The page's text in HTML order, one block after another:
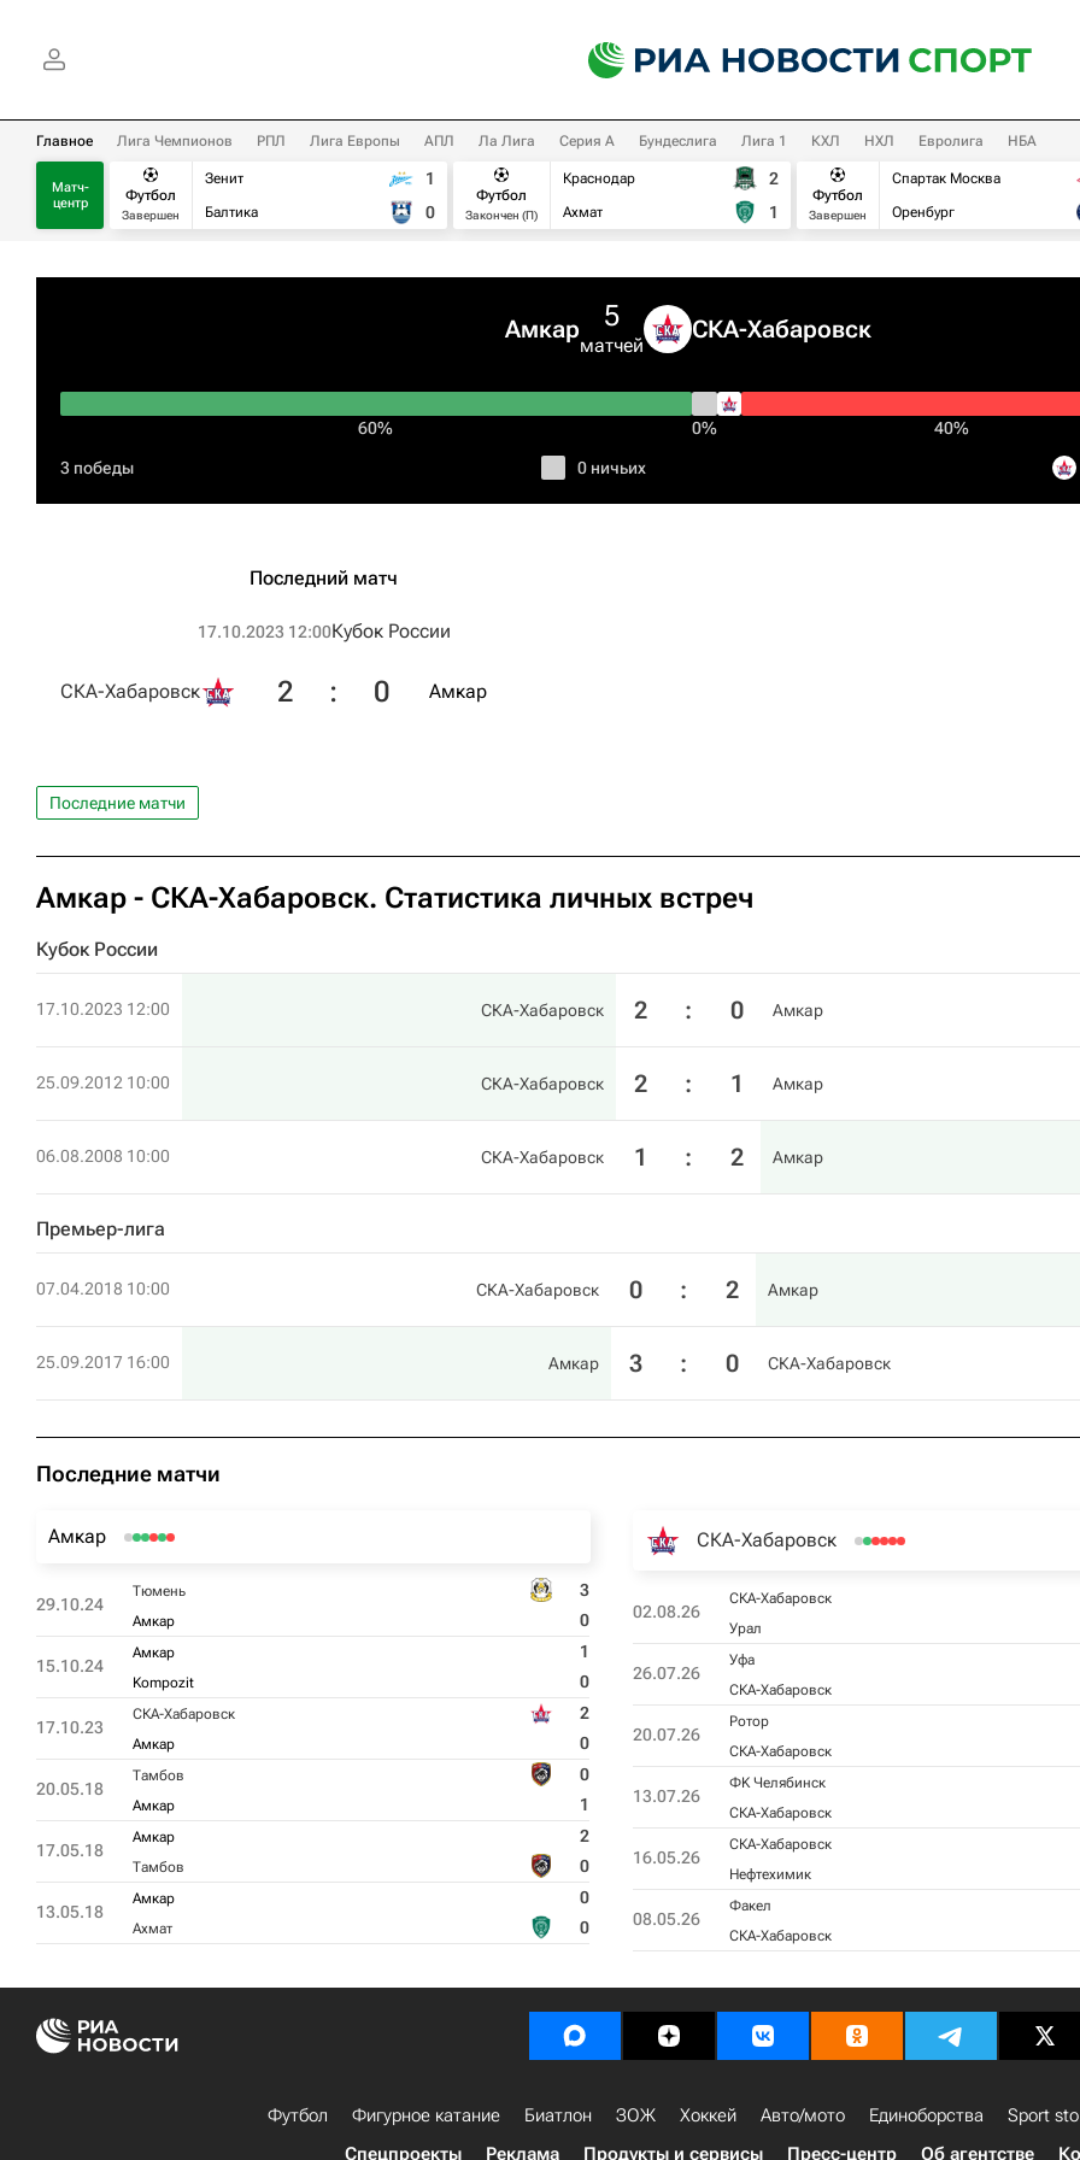
Главное Лига Чемпионов РПЛ Лига Европы АПЛ Ла Лига Серия А Бундеслига Лига 1 КХЛ НХЛ Евролига НБА
Матч-
центр
Футбол
Завершен
Зенит
Балтика
1
0
Футбол
Закончен (П)
Краснодар
Ахмат
2
1
Футбол
Завершен
Спартак Москва
Оренбург
Амкар 5
матчей
СКА-Хабаровск
60% 0% 40%
3 победы 0 ничьих
Последний матч
17.10.2023 12:00Кубок России
СКА-Хабаровск 2 : 0 Амкар
Последние матчи
Амкар - СКА-Хабаровск. Статистика личных встреч
Кубок России
17.10.2023 12:00 СКА-Хабаровск 2 : 0 Амкар
25.09.2012 10:00 СКА-Хабаровск 2 : 1 Амкар
06.08.2008 10:00 СКА-Хабаровск 1 : 2 Амкар
Премьер-лига
07.04.2018 10:00 СКА-Хабаровск 0 : 2 Амкар
25.09.2017 16:00 Амкар 3 : 0 СКА-Хабаровск
Последние матчи
Амкар
29.10.24
Тюмень 3
Амкар 0
15.10.24
Амкар 1
Kompozit 0
17.10.23
СКА-Хабаровск 2
Амкар 0
20.05.18
Тамбов 0
Амкар 1
17.05.18
Амкар 2
Тамбов 0
13.05.18
Амкар 0
Ахмат 0
СКА-Хабаровск
02.08.26
СКА-Хабаровск
Урал
26.07.26
Уфа
СКА-Хабаровск
20.07.26
Ротор
СКА-Хабаровск
13.07.26
ФK Челябинск
СКА-Хабаровск
16.05.26
СКА-Хабаровск
Нефтехимик
08.05.26
Факел
СКА-Хабаровск
Футбол Фигурное катание Биатлон ЗОЖ Хоккей Авто/мото Единоборства
Sport
Спецпроекты
Реклама Продукты и сервисы Пресс-центр Об агентстве